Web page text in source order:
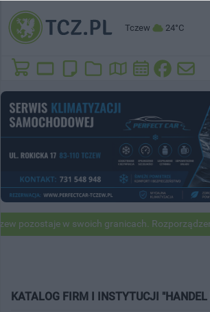
Tczew 24°C
pozostaje w swoich granicach.
KATALOG FIRM I INSTYTUCJI "HANDEL